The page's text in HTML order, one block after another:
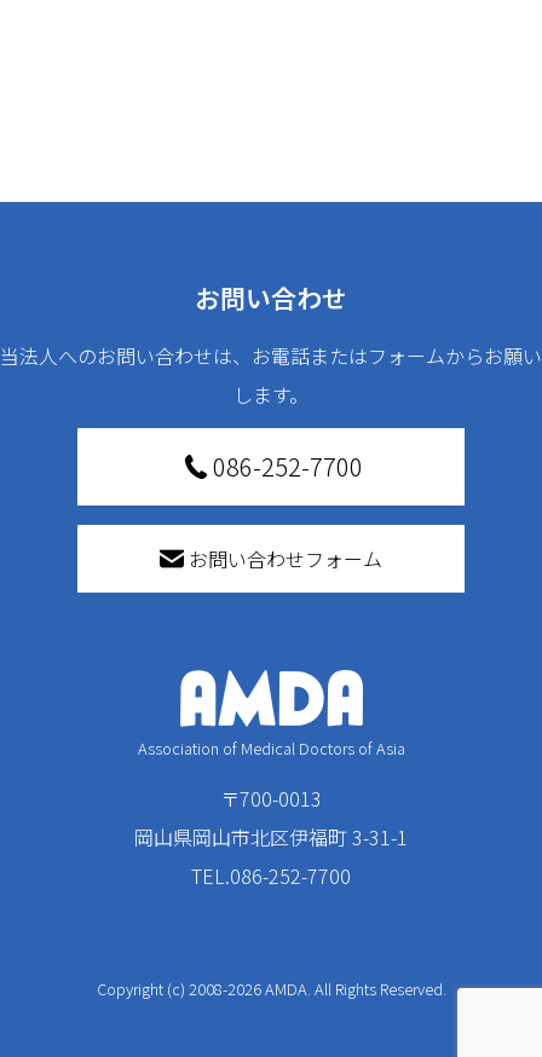
お問い合わせ
当法人へのお問い合わせは、お電話またはフォームからお願い
します。
086-252-7700
お問い合わせフォーム
Association of Medical Doctors of Asia
〒700-0013
岡山県岡山市北区伊福町 3-31-1
TEL.086-252-7700
Copyright (c) 2008-2026 AMDA. All Rights Reserved.